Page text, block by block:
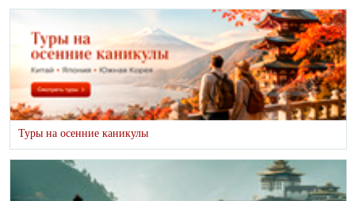
Туры на осенние каникулы